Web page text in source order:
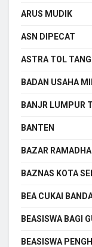
ARUS MUDIK
ASN DIPECAT
ASTRA TOL
BADAN USAHA
BANJR LUMPUR
BANTEN
BAZAR
BAZNAS KOTA
BEA CUKAI
BEASISWA BAGI
BEASISWA